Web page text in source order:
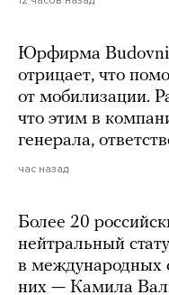
Юрфирма
отрицает, что
от мобилизации.
что этим в
генерала,
час назад
Более 20
нейтральный
в международных
них — Камила